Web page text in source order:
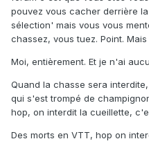
pouvez vous cacher derrière
sélection' mais vous vous
chassez, vous tuez. Point.
Moi, entièrement. Et je n'ai
Quand la chasse sera
qui s'est trompé de
hop, on interdit la cueillette,
Des morts en VTT, hop on